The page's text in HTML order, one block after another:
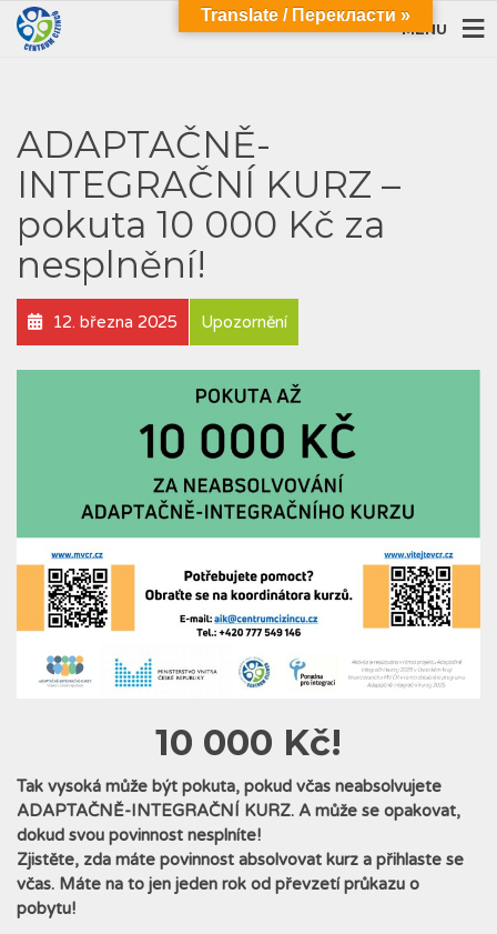
MENU
ADAPTAČNĚ-
INTEGRAČNÍ KURZ –
pokuta 10 000 Kč za
nesplnění!
12. března 2025 Upozornění
10 000 Kč!
Tak vysoká může být pokuta, pokud včas neabsolvujete
ADAPTAČNĚ-INTEGRAČNÍ KURZ. A může se opakovat,
dokud svou povinnost nesplníte!
Zjistěte, zda máte povinnost absolvovat kurz a přihlaste se
včas. Máte na to jen jeden rok od převzetí průkazu o
pobytu!
Translate / Перекласти »